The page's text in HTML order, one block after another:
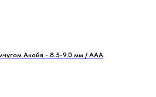
Акойя - 8.5-9.0 мм / ААА